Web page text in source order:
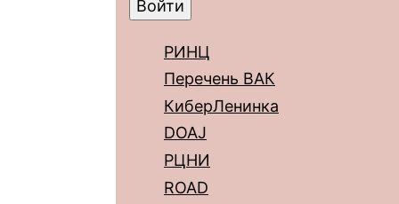
РИНЦ
Перечень ВАК
КиберЛенинка
DOAJ
РЦНИ
ROAD